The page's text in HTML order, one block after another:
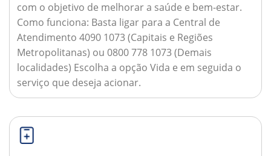
com o objetivo de melhorar a saúde e bem-estar.
Como funciona: Basta ligar para a Central de
Atendimento 4090 1073 (Capitais e Regiões
Metropolitanas) ou 0800 778 1073 (Demais
localidades) Escolha a opção Vida e em seguida o
serviço que deseja acionar.